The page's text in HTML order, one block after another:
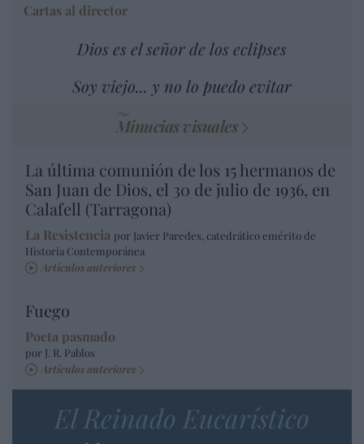
Cartas al director
Dios es el señor de los eclipses
Soy viejo... y no lo puedo evitar
Minucias visuales
La última comunión de los 15 hermanos de
San Juan de Dios, el 30 de julio de 1936, en
Calafell (Tarragona)
La Resistencia por Javier Paredes, catedrático emérito de
Historia Contemporánea
Artículos anteriores
Fuego
Poeta pasmado
por J. R. Pablos
Artículos anteriores
El Reinado Eucarístico